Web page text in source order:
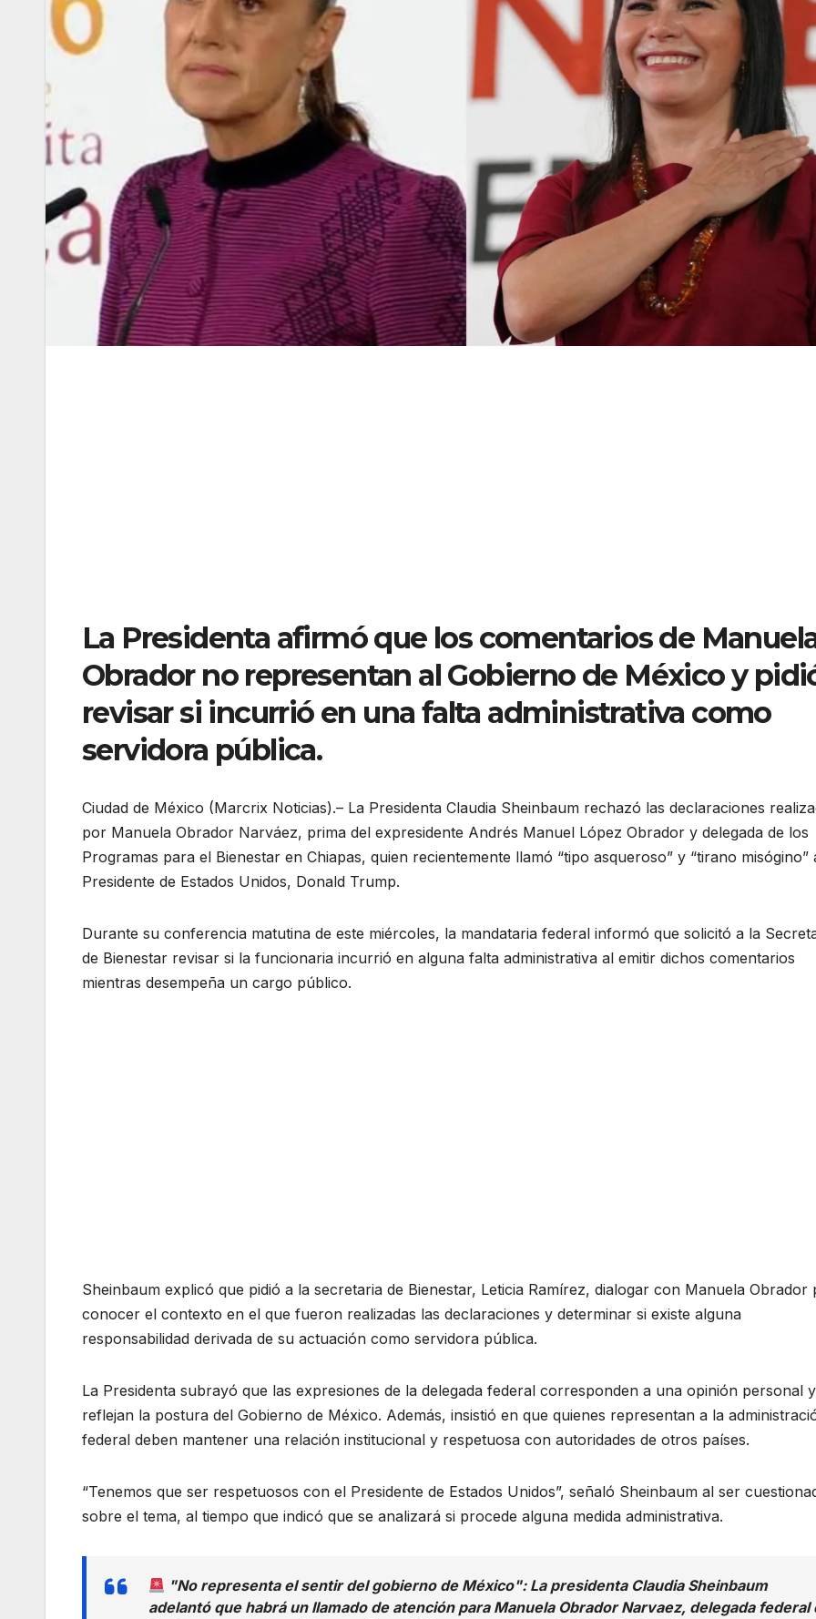
La Presidenta afirmó que los comentarios de
Obrador no representan al Gobierno de México y
revisar si incurrió en una falta administrativa como
servidora pública.
Ciudad de México (Marcrix Noticias).– La Presidenta Claudia Sheinbaum rechazó las declaraciones
por Manuela Obrador Narváez, prima del expresidente Andrés Manuel López Obrador y delegada de los
Programas para el Bienestar en Chiapas, quien recientemente llamó “tipo asqueroso” y “tirano misógino”
Presidente de Estados Unidos, Donald Trump.
Durante su conferencia matutina de este miércoles, la mandataria federal informó que solicitó a la
de Bienestar revisar si la funcionaria incurrió en alguna falta administrativa al emitir dichos comentarios
mientras desempeña un cargo público.
Sheinbaum explicó que pidió a la secretaria de Bienestar, Leticia Ramírez, dialogar con Manuela Obrador
conocer el contexto en el que fueron realizadas las declaraciones y determinar si existe alguna
responsabilidad derivada de su actuación como servidora pública.
La Presidenta subrayó que las expresiones de la delegada federal corresponden a una opinión personal
reflejan la postura del Gobierno de México. Además, insistió en que quienes representan a la
federal deben mantener una relación institucional y respetuosa con autoridades de otros países.
“Tenemos que ser respetuosos con el Presidente de Estados Unidos”, señaló Sheinbaum al ser
sobre el tema, al tiempo que indicó que se analizará si procede alguna medida administrativa.
"No representa el sentir del gobierno de México": La presidenta Claudia Sheinbaum
adelantó que habrá un llamado de atención para Manuela Obrador Narvaez, delegada federal